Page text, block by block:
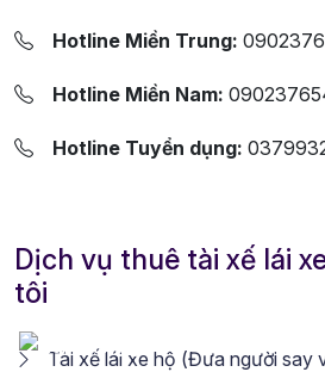
Hotline Miền Trung:
Hotline Miền Nam:
Hotline Tuyển dụng:
Dịch vụ thuê tài xế lái
tôi
Tài xế lái xe hộ (Đưa người say